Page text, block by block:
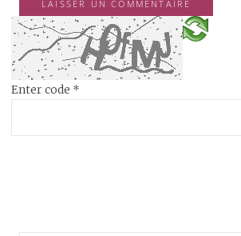
Enter code *